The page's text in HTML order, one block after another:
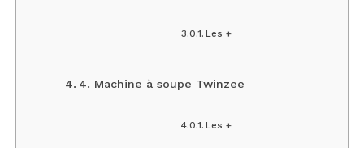
Les +
4. Machine à soupe Twinzee
Les +